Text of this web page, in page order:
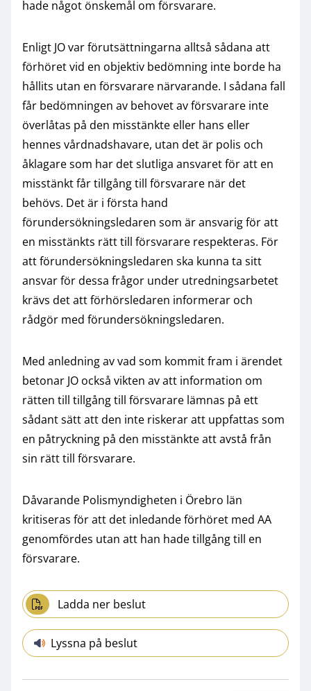
hade något önskemål om försvarare.
Enligt JO var förutsättningarna alltså sådana att
förhöret vid en objektiv bedömning inte borde ha
hållits utan en försvarare närvarande. I sådana fall
får bedömningen av behovet av försvarare inte
överlåtas på den misstänkte eller hans eller
hennes vårdnadshavare, utan det är polis och
åklagare som har det slutliga ansvaret för att en
misstänkt får tillgång till försvarare när det
behövs. Det är i första hand
förundersökningsledaren som är ansvarig för att
en misstänkts rätt till försvarare respekteras. För
att förundersökningsledaren ska kunna ta sitt
ansvar för dessa frågor under utredningsarbetet
krävs det att förhörsledaren informerar och
rådgör med förundersökningsledaren.
Med anledning av vad som kommit fram i ärendet
betonar JO också vikten av att information om
rätten till tillgång till försvarare lämnas på ett
sådant sätt att den inte riskerar att uppfattas som
en påtryckning på den misstänkte att avstå från
sin rätt till försvarare.
Dåvarande Polismyndigheten i Örebro län
kritiseras för att det inledande förhöret med AA
genomfördes utan att han hade tillgång till en
försvarare.
Ladda ner beslut
Lyssna på beslut